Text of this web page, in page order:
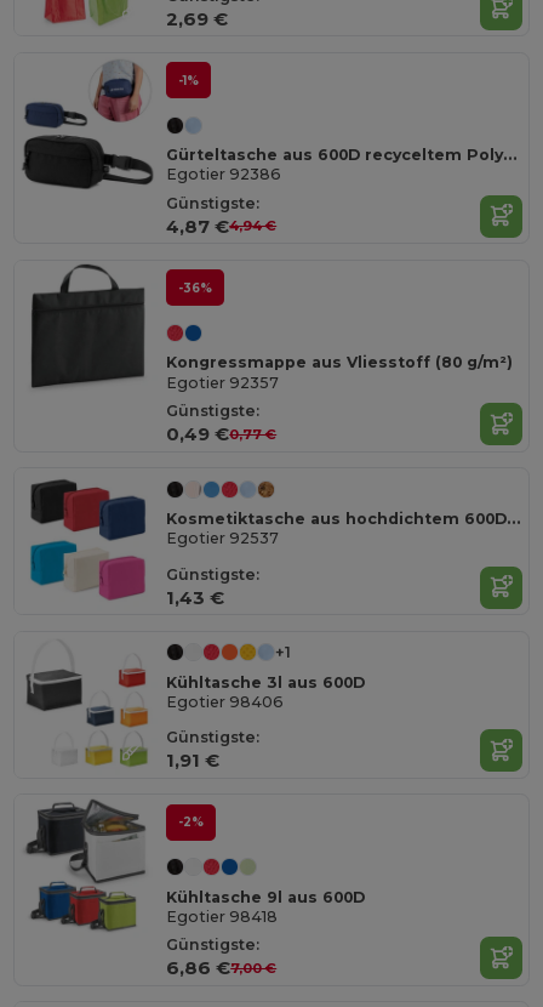
2,69 €
-1%
Gürteltasche aus 600D recyceltem Polyester und Innenfutter aus 210D recyceltem Polyester
Egotier 92386
Günstigste:
4,87 €4,94 €
-36%
Kongressmappe aus Vliesstoff (80 g/m²)
Egotier 92357
Günstigste:
0,49 €0,77 €
Kosmetiktasche aus hochdichtem 600D-Polyester
Egotier 92537
Günstigste:
1,43 €
+1
Kühltasche 3l aus 600D
Egotier 98406
Günstigste:
1,91 €
-2%
Kühltasche 9l aus 600D
Egotier 98418
Günstigste:
6,86 €7,00 €